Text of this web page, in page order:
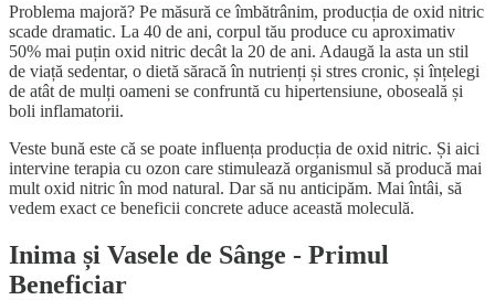
Problema majoră? Pe măsură ce îmbătrânim, producția de oxid nitric
scade dramatic. La 40 de ani, corpul tău produce cu aproximativ
50% mai puțin oxid nitric decât la 20 de ani. Adaugă la asta un stil
de viață sedentar, o dietă săracă în nutrienți și stres cronic, și înțelegi
de atât de mulți oameni se confruntă cu hipertensiune, oboseală și
boli inflamatorii.
Veste bună este că se poate influența producția de oxid nitric. Și aici
intervine terapia cu ozon care stimulează organismul să producă mai
mult oxid nitric în mod natural. Dar să nu anticipăm. Mai întâi, să
vedem exact ce beneficii concrete aduce această moleculă.
Inima și Vasele de Sânge - Primul
Beneficiar